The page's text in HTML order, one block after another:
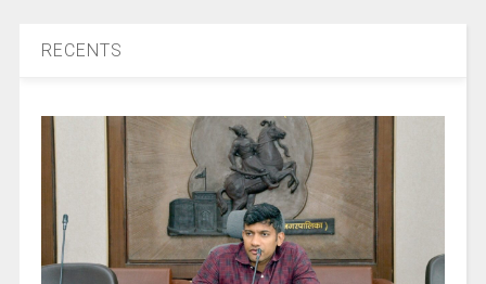
RECENTS